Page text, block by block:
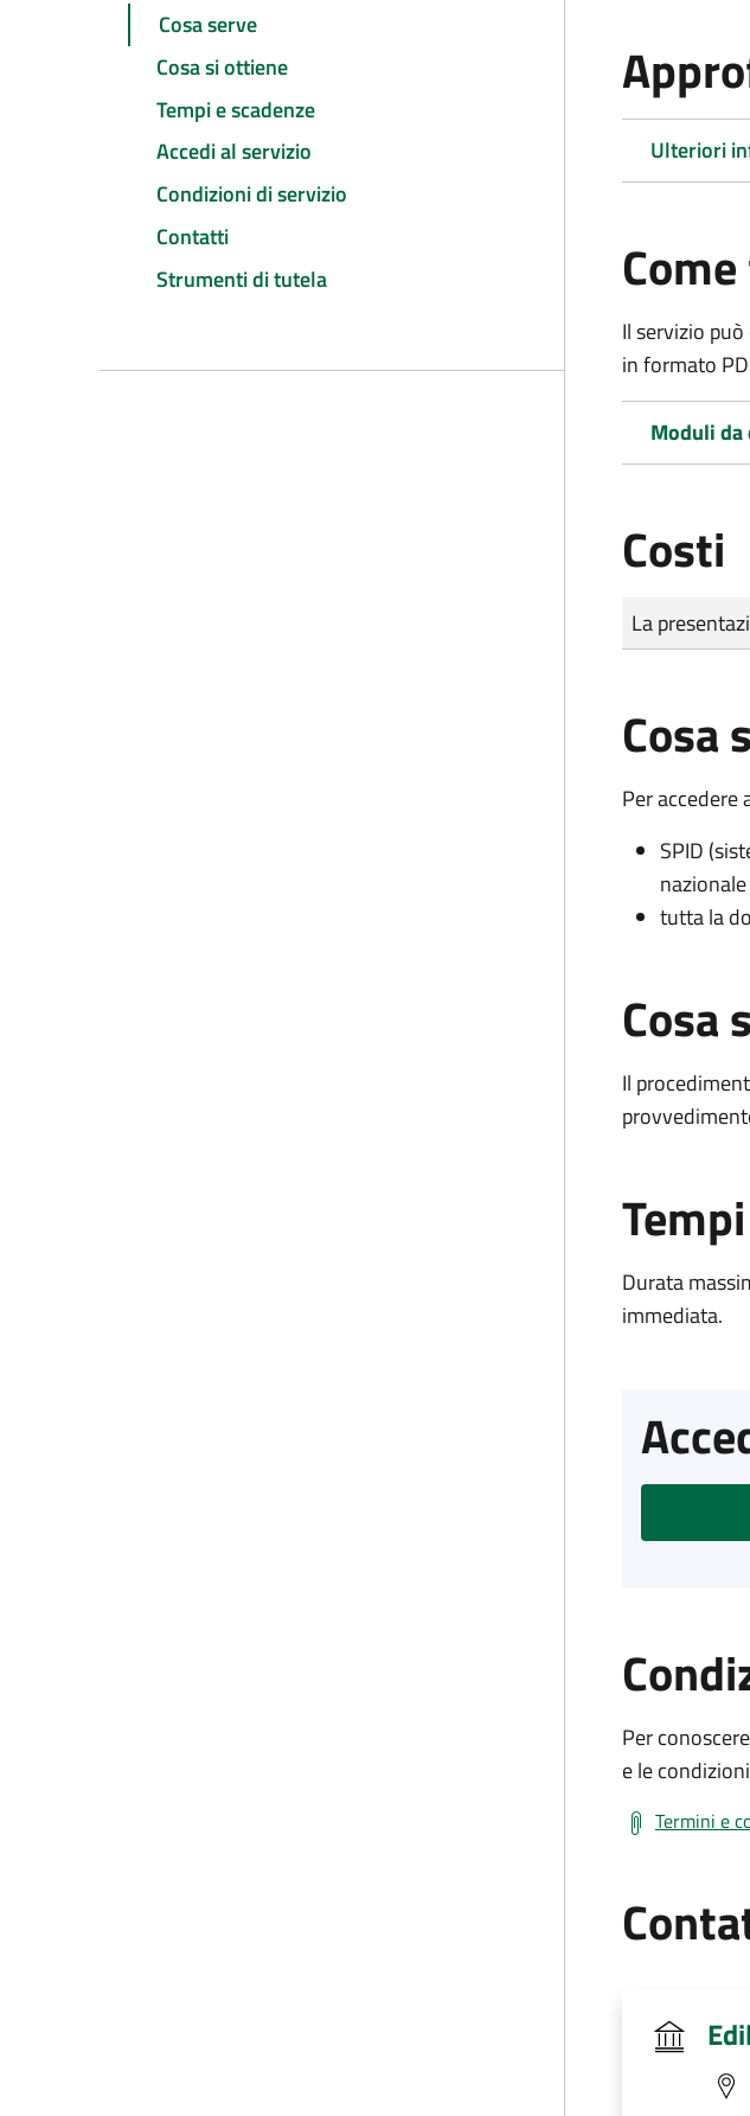
Cosa serve
Cosa si ottiene
Tempi e scadenze
Accedi al servizio
Condizioni di servizio
Contatti
Strumenti di tutela
Ulteriori
Il servizio
in formato
Moduli da
Costi
Tipo di
Importo
La
Cosa
Per accedere
SPID
tutta la
Cosa
Il
Durata
immediata.
Per
e le
Termini e